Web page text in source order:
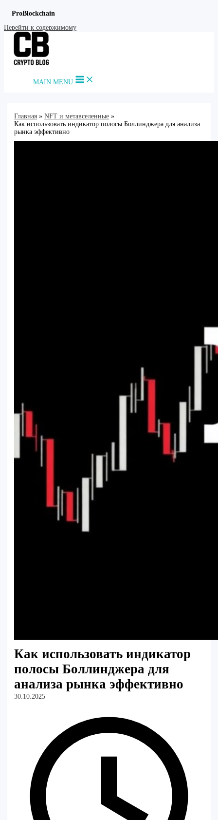
ProBlockchain
Перейти к содержимому
MAIN MENU
Главная
NFT и метавселенные
Как использовать индикатор полосы Боллинджера для анализа
рынка эффективно
Как использовать индикатор
полосы Боллинджера для
анализа рынка эффективно
30.10.2025